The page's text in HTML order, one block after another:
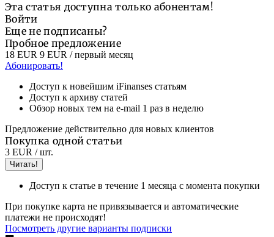
Эта статья доступна только абонентам!
Войти
Еще не подписаны?
Пробное предложение
18 EUR 9 EUR / первый месяц
Абонировать!
Доступ к новейшим iFinanses статьям
Доступ к архиву статей
Обзор новых тем на e-mail 1 раз в неделю
Предложение действительно для новых клиентов
Покупка одной статьи
3 EUR / шт.
Читать!
Доступ к статье в течение 1 месяца с момента покупки
При покупке карта не привязывается и автоматические
платежи не происходят!
Посмотреть другие варианты подписки